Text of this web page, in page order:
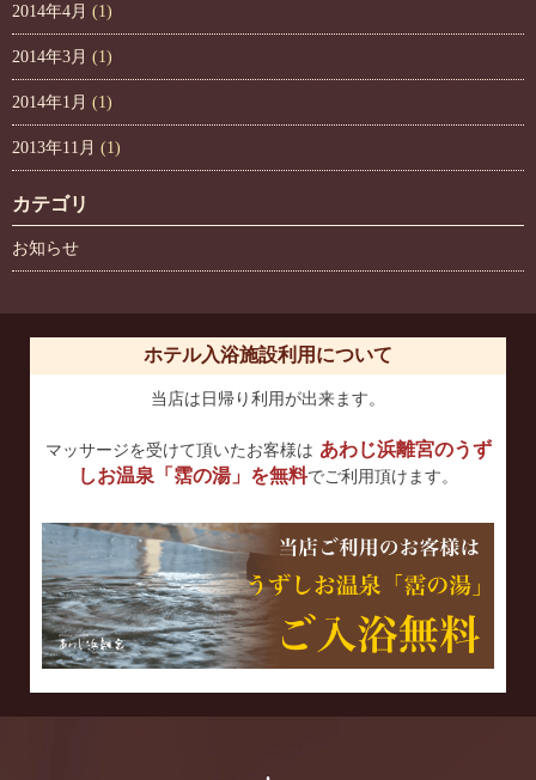
2014年4月 (1)
2014年3月 (1)
2014年1月 (1)
2013年11月 (1)
カテゴリ
お知らせ
ホテル入浴施設利用について
当店は日帰り利用が出来ます。
マッサージを受けて頂いたお客様は あわじ浜離宮のうず
しお温泉「霑の湯」を無料でご利用頂けます。